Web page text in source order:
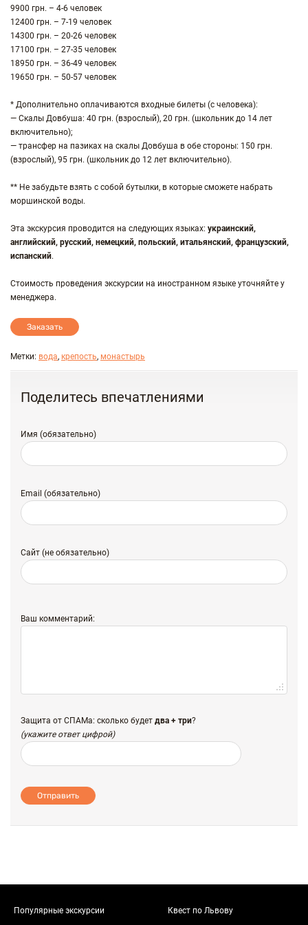
9900 грн. – 4-6 человек
12400 грн. – 7-19 человек
14300 грн. – 20-26 человек
17100 грн. – 27-35 человек
18950 грн. – 36-49 человек
19650 грн. – 50-57 человек
* Дополнительно оплачиваются входные билеты (с человека):
— Скалы Довбуша: 40 грн. (взрослый), 20 грн. (школьник до 14 лет
включительно);
— трансфер на пазиках на скалы Довбуша в обе стороны: 150 грн.
(взрослый), 95 грн. (школьник до 12 лет включительно).
** Не забудьте взять с собой бутылки, в которые сможете набрать
моршинской воды.
Эта экскурсия проводится на следующих языках: украинский,
английский, русский, немецкий, польский, итальянский, французский,
испанский.
Стоимость проведения экскурсии на иностранном языке уточняйте у
менеджера.
Заказать
Метки: вода, крепость, монастырь
Поделитесь впечатлениями
Имя (обязательно)
Email (обязательно)
Сайт (не обязательно)
Ваш комментарий:
Защита от СПАМа: сколько будет два + три?
(укажите ответ цифрой)
Отправить
Популярные экскурсии Квест по Львову